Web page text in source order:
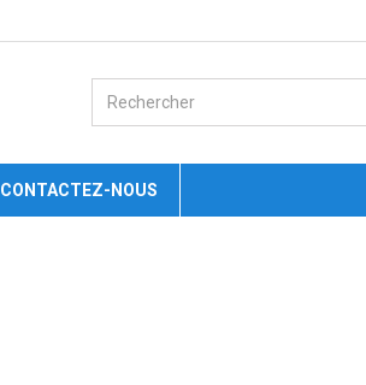
CONTACTEZ-NOUS